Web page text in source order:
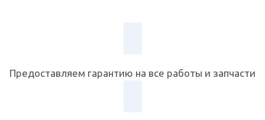
Предоставляем гарантию на все работы и запчасти